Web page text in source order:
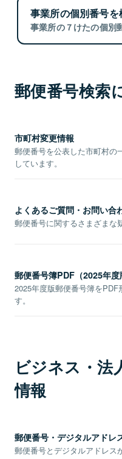
事業所の個別番号を
事業所の７けたの個別
郵便番号検索
市町村変更情報
郵便番号を公表した市町村の
しています。
よくあるご質問・お問い合
郵便番号に関するさまざまな
郵便番号簿PDF（2025年度
2025年度版郵便番号簿をPDF
す。
ビジネス・法
情報
郵便番号・デジタルアドレ
郵便番号とデジタルアドレス